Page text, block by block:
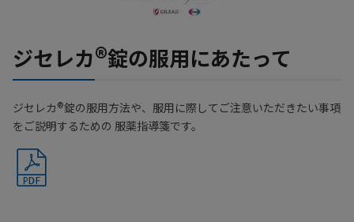
ジセレカ®錠の服用にあたって
ジセレカ ®錠の服用方法や、服用に際してご注意いただきたい事項
をご説明するための 服薬指導箋です。